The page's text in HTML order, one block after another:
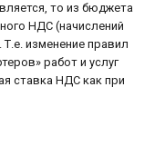
то из бюджета
НДС (начислений
изменение правил
работ и услуг
ставка НДС как при